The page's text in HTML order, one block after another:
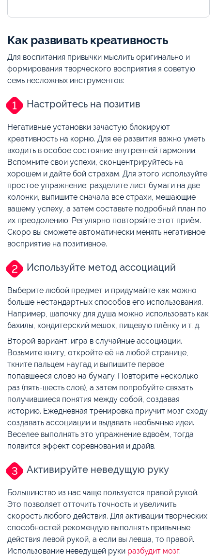
Как развивать креативность
Для воспитания привычки мыслить оригинально и
формирования творческого восприятия я советую
семь несложных инструментов:
Настройтесь на позитив
Негативные установки зачастую блокируют
креативность на корню. Для её развития важно уметь
входить в особое состояние внутренней гармонии.
Вспомните свои успехи, сконцентрируйтесь на
хорошем и дайте бой страхам. Для этого используйте
простое упражнение: разделите лист бумаги на две
колонки, выпишите сначала все страхи, мешающие
вашему успеху, а затем составьте подробный план по
их преодолению. Регулярно повторяйте этот приём.
Скоро вы сможете автоматически менять негативное
восприятие на позитивное.
Используйте метод ассоциаций
Выберите любой предмет и придумайте как можно
больше нестандартных способов его использования.
Например, шапочку для душа можно использовать как
бахилы, кондитерский мешок, пищевую плёнку и т. д.
Второй вариант: игра в случайные ассоциации.
Возьмите книгу, откройте её на любой странице,
ткните пальцем наугад и выпишите первое
попавшееся слово на бумагу. Повторите несколько
раз (пять-шесть слов), а затем попробуйте связать
получившиеся понятия между собой, создавая
историю. Ежедневная тренировка приучит мозг сходу
создавать ассоциации и выдавать необычные идеи.
Веселее выполнять это упражнение вдвоём, тогда
появится эффект соревнования и драйв.
Активируйте неведущую руку
Большинство из нас чаще пользуется правой рукой.
Это позволяет отточить точность и увеличить
скорость любого действия. Для активации творческих
способностей рекомендую выполнять привычные
действия левой рукой, а если вы левша, то правой.
Использование неведущей руки разбудит мозг.